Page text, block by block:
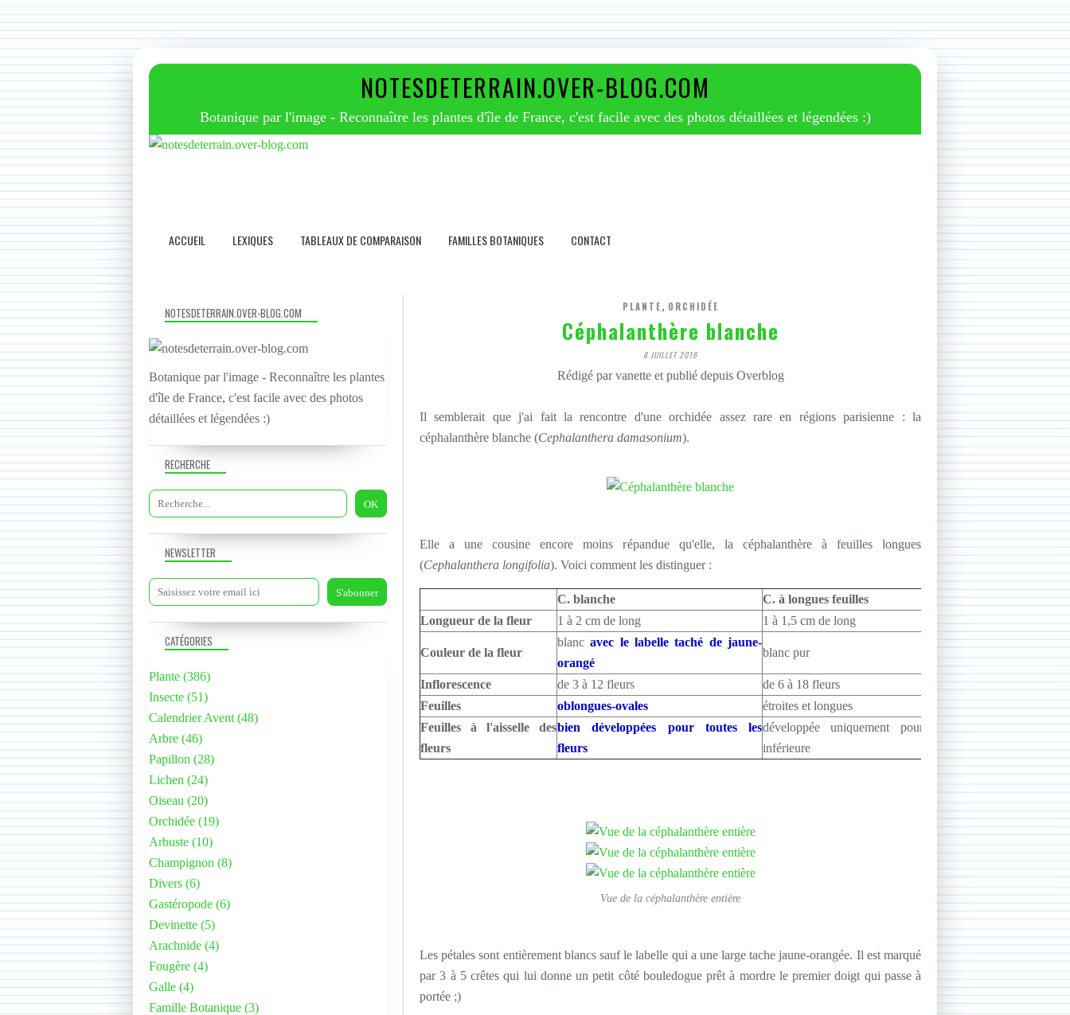
NOTESDETERRAIN.OVER-BLOG.COM
Botanique par l'image - Reconnaître les plantes d'île de France, c'est facile avec des photos détaillées et légendées :)
ACCUEIL LEXIQUES TABLEAUX DE COMPARAISON FAMILLES BOTANIQUES CONTACT
PLANTE, ORCHIDÉE
Céphalanthère blanche
8 JUILLET 2018
Rédigé par vanette et publié depuis Overblog
Il semblerait que j'ai fait la rencontre d'une orchidée assez rare en régions parisienne : la
céphalanthère blanche (Cephalanthera damasonium).
Elle a une cousine encore moins répandue qu'elle, la céphalanthère à feuilles longues
(Cephalanthera longifolia). Voici comment les distinguer :
C. blanche
C. à longues feuilles
Longueur de la fleur
1 à 2 cm de long 1 à 1,5 cm de long
Couleur de la fleur
blancavec le labelle taché de jaune-
orangé
blanc pur
Inflorescence de 3 à 12 fleurs
de 6 à 18 fleurs
Feuilles
oblongues-ovales
étroites et longues
Feuilles à l'aisselle des
fleurs
bien développées pour toutes les
fleurs
développée uniquement pour la fleur
inférieure
Vue de la céphalanthère entière
Les pétales sont entièrement blancs sauf le labelle qui a une large tache jaune-orangée. Il est marqué
par 3 à 5 crêtes qui lui donne un petit côté bouledogue prêt à mordre le premier doigt qui passe à
portée ;)
NEWSLETTER
RECHERCHE
NOTESDETERRAIN.OVER-BLOG.COM
Botanique par l'image - Reconnaître les plantes
d'île de France, c'est facile avec des photos
détaillées et légendées :)
CATÉGORIES
Plante (386)
Insecte (51)
Calendrier Avent (48)
Arbre (46)
Papillon (28)
Lichen (24)
Oiseau (20)
Orchidée (19)
Arbuste (10)
Champignon (8)
Divers (6)
Gastéropode (6)
Devinette (5)
Arachnide (4)
Fougère (4)
Galle (4)
Famille Botanique (3)